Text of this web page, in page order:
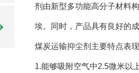
剂由新型多功能高分子材料
埃。同时，产品具有良好的
煤炭运输抑尘剂主要特点表现
1.能够吸附空气中2.5微米以